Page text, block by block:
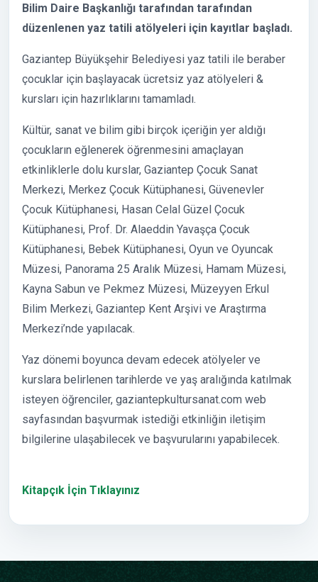
Bilim Daire Başkanlığı tarafından tarafından
düzenlenen yaz tatili atölyeleri için kayıtlar başladı.
Gaziantep Büyükşehir Belediyesi yaz tatili ile beraber
çocuklar için başlayacak ücretsiz yaz atölyeleri &
kursları için hazırlıklarını tamamladı.
Kültür, sanat ve bilim gibi birçok içeriğin yer aldığı
çocukların eğlenerek öğrenmesini amaçlayan
etkinliklerle dolu kurslar, Gaziantep Çocuk Sanat
Merkezi, Merkez Çocuk Kütüphanesi, Güvenevler
Çocuk Kütüphanesi, Hasan Celal Güzel Çocuk
Kütüphanesi, Prof. Dr. Alaeddin Yavaşça Çocuk
Kütüphanesi, Bebek Kütüphanesi, Oyun ve Oyuncak
Müzesi, Panorama 25 Aralık Müzesi, Hamam Müzesi,
Kayna Sabun ve Pekmez Müzesi, Müzeyyen Erkul
Bilim Merkezi, Gaziantep Kent Arşivi ve Araştırma
Merkezi’nde yapılacak.
Yaz dönemi boyunca devam edecek atölyeler ve
kurslara belirlenen tarihlerde ve yaş aralığında katılmak
isteyen öğrenciler, gaziantepkultursanat.com web
sayfasından başvurmak istediği etkinliğin iletişim
bilgilerine ulaşabilecek ve başvurularını yapabilecek.
Kitapçık İçin Tıklayınız